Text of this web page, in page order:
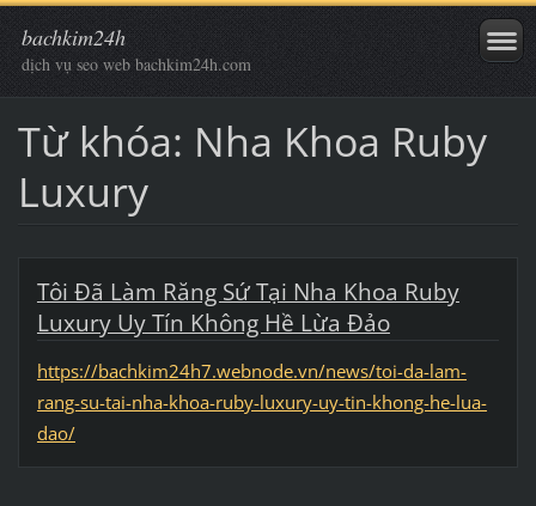
bachkim24h
dịch vụ seo web bachkim24h.com
Từ khóa: Nha Khoa Ruby
Luxury
Tôi Đã Làm Răng Sứ Tại Nha Khoa Ruby
Luxury Uy Tín Không Hề Lừa Đảo
https://bachkim24h7.webnode.vn/news/toi-da-lam-
rang-su-tai-nha-khoa-ruby-luxury-uy-tin-khong-he-lua-
dao/